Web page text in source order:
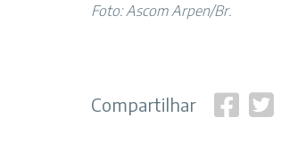
Foto: Ascom Arpen/Br.
Compartilhar